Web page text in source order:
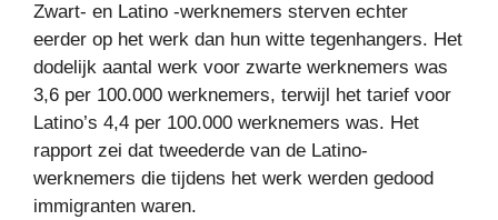
Zwart- en Latino -werknemers sterven echter
eerder op het werk dan hun witte tegenhangers. Het
dodelijk aantal werk voor zwarte werknemers was
3,6 per 100.000 werknemers, terwijl het tarief voor
Latino’s 4,4 per 100.000 werknemers was. Het
rapport zei dat tweederde van de Latino-
werknemers die tijdens het werk werden gedood
immigranten waren.